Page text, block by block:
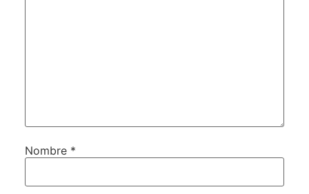
Nombre *